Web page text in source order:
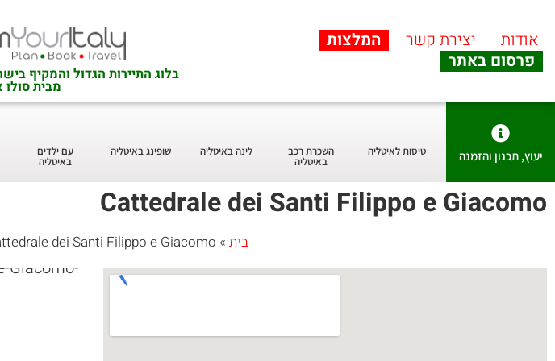
אודות יצירת קשר
המלצות
פרסום באתר
בלוג התיירות הגדול והמקיף
מבית סולו
יעוץ, תכנון והזמנה טיסות לאיטליה השכרת רכב
באיטליה
לינה באיטליה שופינג באיטליה עם ילדים
באיטליה
Cattedrale dei Santi Filippo e Giacomo
בית »
dei Santi Filippo e Giacomo